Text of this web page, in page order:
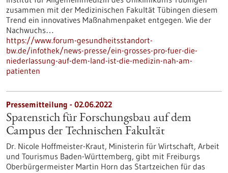
zusammen mit der Medizinischen Fakultät Tübingen diesem
Trend ein innovatives Maßnahmenpaket entgegen. Wie der
Nachwuchs…
https://www.forum-gesundheitsstandort-
bw.de/infothek/news-presse/ein-grosses-pro-fuer-die-
niederlassung-auf-dem-land-ist-die-medizin-nah-am-
patienten
Pressemitteilung - 02.06.2022
Spatenstich für Forschungsbau auf dem
Campus der Technischen Fakultät
Dr. Nicole Hoffmeister-Kraut, Ministerin für Wirtschaft, Arbeit
und Tourismus Baden-Württemberg, gibt mit Freiburgs
Oberbürgermeister Martin Horn das Startzeichen für das